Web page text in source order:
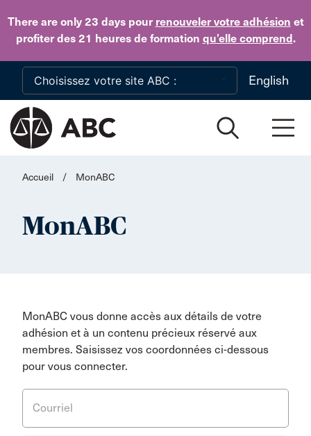
There are only 23 dayspour renouveler votre adhésion et
profiter des 21 heures de formation qu’elle comprend.
Skip to main content
English
Accueil / MonABC
MonABC
MonABC vous donne accès aux détails de votre
adhésion et à un contenu précieux réservé aux
membres. Saisissez vos coordonnées ci-dessous
pour vous connecter.
Courriel